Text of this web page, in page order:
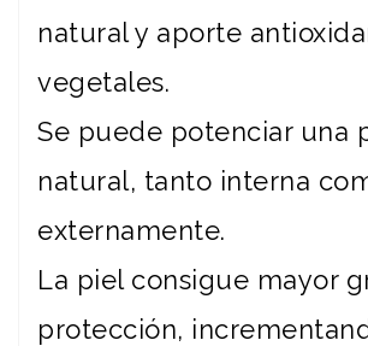
natural y aporte
vegetales.
Se puede potenciar una
natural, tanto interna
externamente.
La piel consigue mayor
protección,